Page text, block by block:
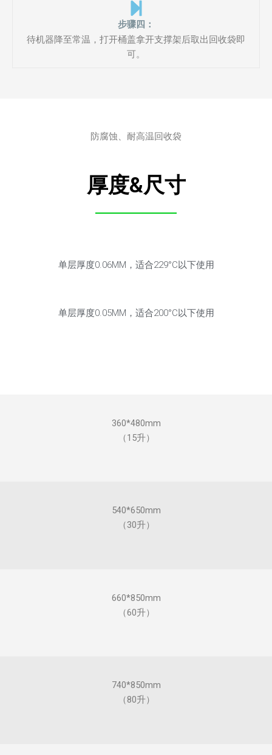
步骤四：
待机器降至常温，打开桶盖拿开支撑架后取出回收袋即
可。
防腐蚀、耐高温回收袋
厚度&尺寸
单层厚度0.06MM，适合229°C以下使用
单层厚度0.05MM，适合200°C以下使用
360*480mm
（15升）
540*650mm
（30升）
660*850mm
（60升）
740*850mm
（80升）